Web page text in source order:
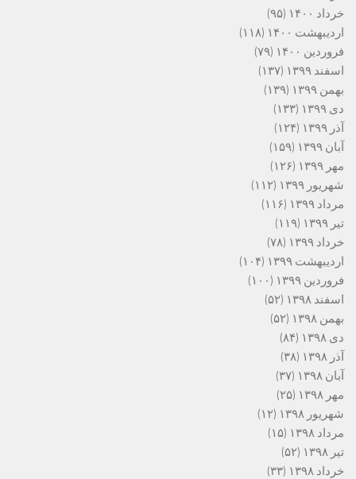
خرداد ۱۴۰۰
(۹۵)
اردیبهشت ۱۴۰۰
(۱۱۸)
فروردین ۱۴۰۰
(۷۹)
اسفند ۱۳۹۹
(۱۳۷)
بهمن ۱۳۹۹
(۱۳۹)
دی ۱۳۹۹
(۱۳۳)
آذر ۱۳۹۹
(۱۲۴)
آبان ۱۳۹۹
(۱۵۹)
مهر ۱۳۹۹
(۱۲۶)
شهریور ۱۳۹۹
(۱۱۲)
مرداد ۱۳۹۹
(۱۱۶)
تیر ۱۳۹۹
(۱۱۹)
خرداد ۱۳۹۹
(۷۸)
اردیبهشت ۱۳۹۹
(۱۰۴)
فروردین ۱۳۹۹
(۱۰۰)
اسفند ۱۳۹۸
(۵۲)
بهمن ۱۳۹۸
(۵۲)
دی ۱۳۹۸
(۸۴)
آذر ۱۳۹۸
(۳۸)
آبان ۱۳۹۸
(۳۷)
مهر ۱۳۹۸
(۲۵)
شهریور ۱۳۹۸
(۱۲)
مرداد ۱۳۹۸
(۱۵)
تیر ۱۳۹۸
(۵۲)
خرداد ۱۳۹۸
(۳۳)